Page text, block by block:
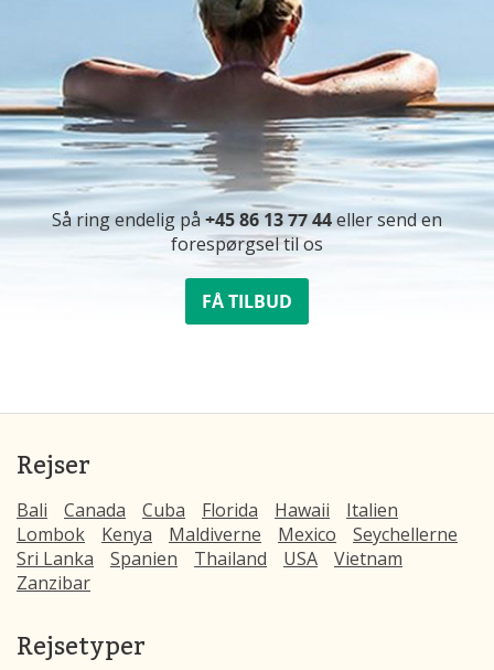
Så ring endelig på +45 86 13 77 44eller send en
forespørgsel til os
FÅ TILBUD
Rejser
Bali Canada Cuba Florida Hawaii
Italien
Lombok
Kenya Maldiverne Mexico
Seychellerne
Sri Lanka
Spanien Thailand USA
Vietnam
Zanzibar
Rejsetyper